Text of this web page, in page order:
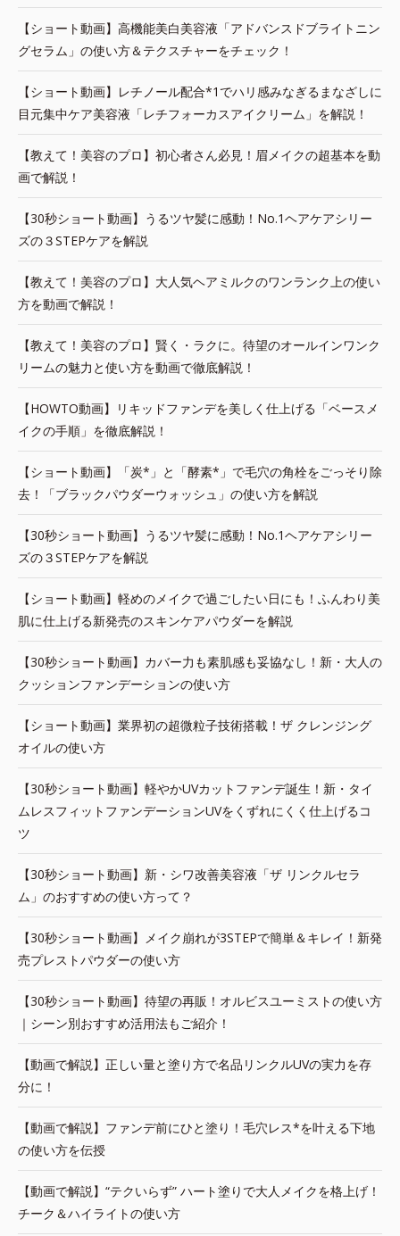
【ショート動画】高機能美白美容液「アドバンスドブライトニン
グセラム」の使い方＆テクスチャーをチェック！
【ショート動画】レチノール配合*1でハリ感みなぎるまなざしに
目元集中ケア美容液「レチフォーカスアイクリーム」を解説！
【教えて！美容のプロ】初心者さん必見！眉メイクの超基本を動
画で解説！
【30秒ショート動画】うるツヤ髪に感動！No.1ヘアケアシリー
ズの３STEPケアを解説
【教えて！美容のプロ】大人気ヘアミルクのワンランク上の使い
方を動画で解説！
【教えて！美容のプロ】賢く・ラクに。待望のオールインワンク
リームの魅力と使い方を動画で徹底解説！
【HOWTO動画】リキッドファンデを美しく仕上げる「ベースメ
イクの手順」を徹底解説！
【ショート動画】「炭*」と「酵素*」で毛穴の角栓をごっそり除
去！「ブラックパウダーウォッシュ」の使い方を解説
【30秒ショート動画】うるツヤ髪に感動！No.1ヘアケアシリー
ズの３STEPケアを解説
【ショート動画】軽めのメイクで過ごしたい日にも！ふんわり美
肌に仕上げる新発売のスキンケアパウダーを解説
【30秒ショート動画】カバー力も素肌感も妥協なし！新・大人の
クッションファンデーションの使い方
【ショート動画】業界初の超微粒子技術搭載！ザ クレンジング
オイルの使い方
【30秒ショート動画】軽やかUVカットファンデ誕生！新・タイ
ムレスフィットファンデーションUVをくずれにくく仕上げるコ
ツ
【30秒ショート動画】新・シワ改善美容液「ザ リンクルセラ
ム」のおすすめの使い方って？
【30秒ショート動画】メイク崩れが3STEPで簡単＆キレイ！新発
売プレストパウダーの使い方
【30秒ショート動画】待望の再販！オルビスユーミストの使い方
｜シーン別おすすめ活用法もご紹介！
【動画で解説】正しい量と塗り方で名品リンクルUVの実力を存
分に！
【動画で解説】ファンデ前にひと塗り！毛穴レス*を叶える下地
の使い方を伝授
【動画で解説】“テクいらず” ハート塗りで大人メイクを格上げ！
チーク＆ハイライトの使い方